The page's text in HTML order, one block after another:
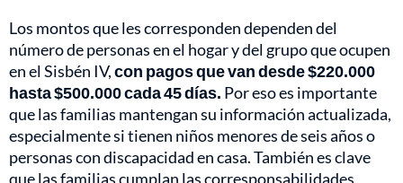
Los montos que les corresponden dependen del
número de personas en el hogar y del grupo que ocupen
en el Sisbén IV,con pagos que van desde $220.000
hasta $500.000 cada 45 días. Por eso es importante
que las familias mantengan su información actualizada,
especialmente si tienen niños menores de seis años o
personas con discapacidad en casa. También es clave
que las familias cumplan las corresponsabilidades